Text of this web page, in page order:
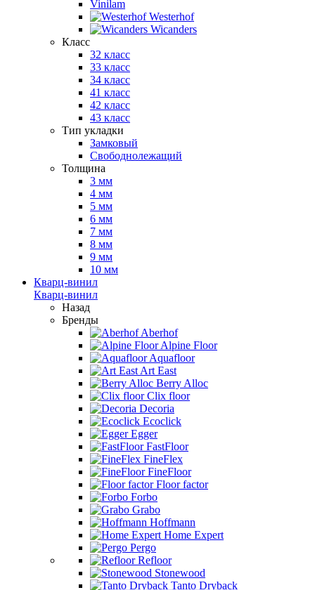
Vinilam
Westerhof
Wicanders
Класс
32 класс
33 класс
34 класс
41 класс
42 класс
43 класс
Тип укладки
Замковый
Свободнолежащий
Толщина
3 мм
4 мм
5 мм
6 мм
7 мм
8 мм
9 мм
10 мм
Кварц-винил
Кварц-винил
Назад
Бренды
Aberhof
Alpine Floor
Aquafloor
Art East
Berry Alloc
Clix floor
Decoria
Ecoclick
Egger
FastFloor
FineFlex
FineFloor
Floor factor
Forbo
Grabo
Hoffmann
Home Expert
Pergo
Refloor
Stonewood
Tanto Dryback